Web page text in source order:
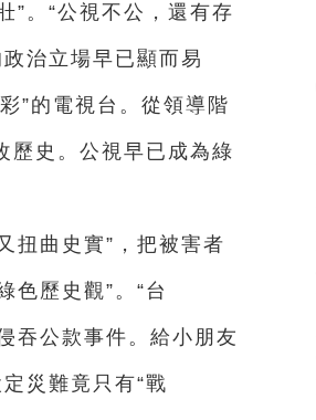
”。“公視不公，還有存
治立場早已顯而易
”的電視台。從領導階
歷史。公視早已成為綠
扭曲史實”，把被害者
色歷史觀”。“台
吞公款事件。給小朋友
災難竟只有“戰